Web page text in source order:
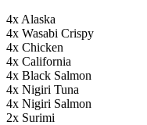
4x Alaska
4x Wasabi Crispy
4x Chicken
4x California
4x Black Salmon
4x Nigiri Tuna
4x Nigiri Salmon
2x Surimi